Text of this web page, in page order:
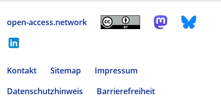
open-access.network
Kontakt Sitemap
Impressum
Datenschutzhinweis
Barrierefreiheit